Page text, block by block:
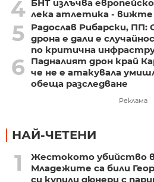
4 БНТ излъчва
лека атлетика - вижте
5
Радослав Рибарски, ПП:
дрона е дали е
по критична
6
Падналият дрон край
че не е атакувала
обеща разследване
Реклама
НАЙ-ЧЕТЕНИ
1
Жестокото убийство
Младежите са били
си купили дюнери с